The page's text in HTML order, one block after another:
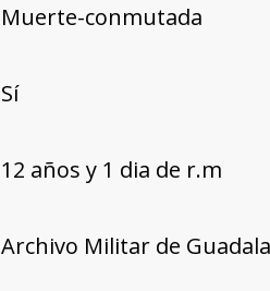
Muerte-conmutada
Sí
12 años y 1 dia de r.m
Archivo Militar de